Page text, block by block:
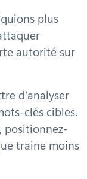
plus
autorité sur
d’analyser
clés cibles.
positionnez-
traine moins